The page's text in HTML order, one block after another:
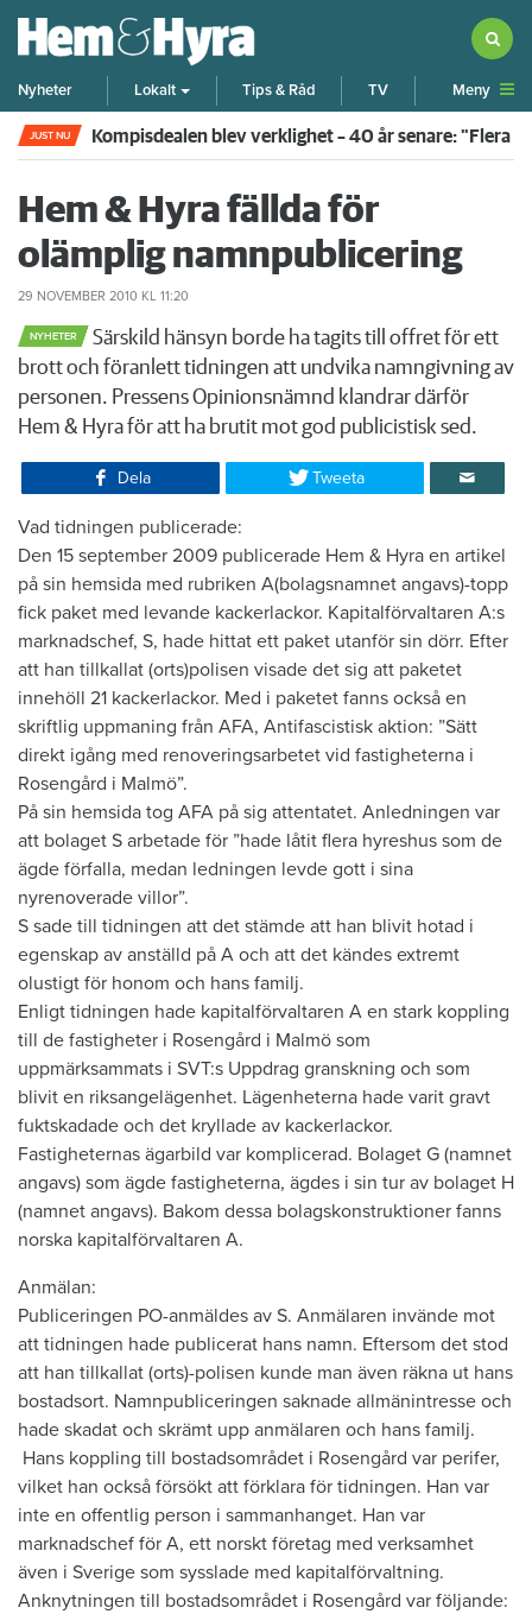
Nyheter Lokalt Tips & Råd TV Meny
JUST NU Kompisdealen blev verklighet – 40 år senare: "Flera
Hem & Hyra fällda för
olämplig namnpublicering
29 NOVEMBER 2010 KL 11:20
NYHETER
Särskild hänsyn borde ha tagits till offret för ett
brott och föranlett tidningen att undvika namngivning av
personen. Pressens Opinionsnämnd klandrar därför
Hem & Hyra för att ha brutit mot god publicistisk sed.
Dela Tweeta
​Vad tidningen publicerade:
Den 15 september 2009 publicerade Hem & Hyra en artikel
på sin hemsida med rubriken A(bolagsnamnet angavs)-topp
fick paket med levande kackerlackor. Kapitalförvaltaren A:s
marknadschef, S, hade hittat ett paket utanför sin dörr. Efter
att han tillkallat (orts)polisen visade det sig att paketet
innehöll 21 kackerlackor. Med i paketet fanns också en
skriftlig uppmaning från AFA, Antifascistisk aktion: ”Sätt
direkt igång med renoveringsarbetet vid fastigheterna i
Rosengård i Malmö”.
På sin hemsida tog AFA på sig attentatet. Anledningen var
att bolaget S arbetade för ”hade låtit flera hyreshus som de
ägde förfalla, medan ledningen levde gott i sina
nyrenoverade villor”.
S sade till tidningen att det stämde att han blivit hotad i
egenskap av anställd på A och att det kändes extremt
olustigt för honom och hans familj.
Enligt tidningen hade kapitalförvaltaren A en stark koppling
till de fastigheter i Rosengård i Malmö som
uppmärksammats i SVT:s Uppdrag granskning och som
blivit en riksangelägenhet. Lägenheterna hade varit gravt
fuktskadade och det kryllade av kackerlackor.
Fastigheternas ägarbild var komplicerad. Bolaget G (namnet
angavs) som ägde fastigheterna, ägdes i sin tur av bolaget H
(namnet angavs). Bakom dessa bolagskonstruktioner fanns
norska kapitalförvaltaren A.
Anmälan:
Publiceringen PO-anmäldes av S. Anmälaren invände mot
att tidningen hade publicerat hans namn. Eftersom det stod
att han tillkallat (orts)-polisen kunde man även räkna ut hans
bostadsort. Namnpubliceringen saknade allmänintresse och
hade skadat och skrämt upp anmälaren och hans familj.
Hans koppling till bostadsområdet i Rosengård var perifer,
vilket han också försökt att förklara för tidningen. Han var
inte en offentlig person i sammanhanget. Han var
marknadschef för A, ett norskt företag med verksamhet
även i Sverige som sysslade med kapitalförvaltning.
Anknytningen till bostadsområdet i Rosengård var följande: